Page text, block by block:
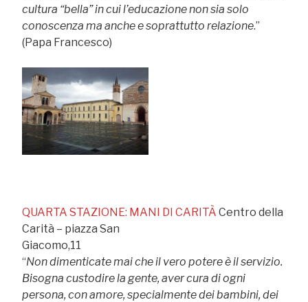
cultura “bella” in cui l’educazione non sia solo
conoscenza ma anche e soprattutto relazione.”
(Papa Francesco)
QUARTA STAZIONE: MANI DI CARITÀ Centro della
Carità – piazza San
Giacomo,11
“Non dimenticate mai che il vero potere è il servizio.
Bisogna custodire la gente, aver cura di ogni
persona, con amore, specialmente dei bambini, dei